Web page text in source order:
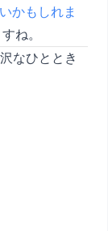
かもしれま
ね。
なひととき